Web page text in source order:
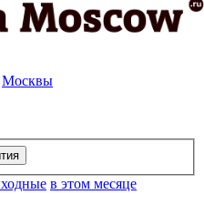
Москвы
в этом месяце